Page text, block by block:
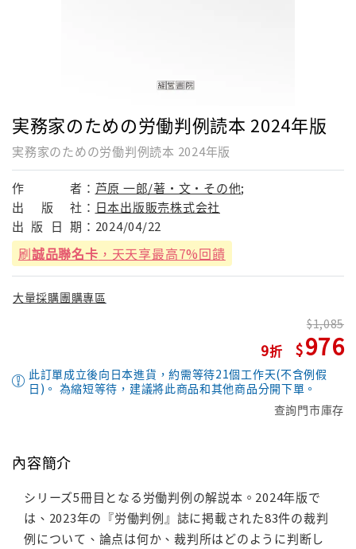
実務家のための労働判例読本 2024年版
実務家のための労働判例読本 2024年版
作 者： 芦原 一郎/著・文・その他;
出
版 社： 日本出版販売株式会社
出 版 日 期： 2024/04/22
刷誠品聯名卡 ，天天享最高7%回饋
大量採購團購專區
9
1,085
976
此訂單成立後向日本進貨，約需等待21個工作天(不含例假
日)。 為縮短等待，建議將此商品和其他商品分開下單。
查詢門市庫存
內容簡介
シリーズ5冊目となる労働判例の解説本。2024年版で
は、2023年の『労働判例』誌に掲載された83件の裁判
例について、論点は何か、裁判所はどのように判断し